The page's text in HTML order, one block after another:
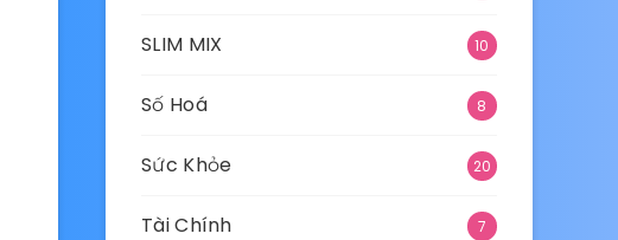
SLIM MIX 10
Số Hoá 8
Sức Khỏe 20
Tài Chính 7